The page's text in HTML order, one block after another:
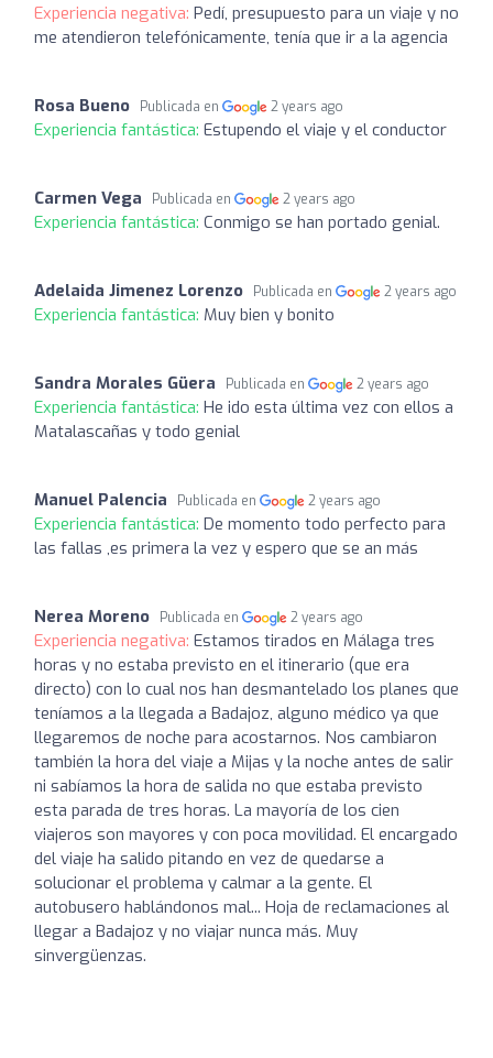
Experiencia negativa: Pedí, presupuesto para un viaje y no
me atendieron telefónicamente, tenía que ir a la agencia
Rosa Bueno Publicada en 2 years ago
Experiencia fantástica: Estupendo el viaje y el conductor
Carmen Vega Publicada en 2 years ago
Experiencia fantástica: Conmigo se han portado genial.
Adelaida Jimenez Lorenzo Publicada en 2 years ago
Experiencia fantástica: Muy bien y bonito
Sandra Morales Güera Publicada en 2 years ago
Experiencia fantástica: He ido esta última vez con ellos a
Matalascañas y todo genial
Manuel Palencia Publicada en 2 years ago
Experiencia fantástica: De momento todo perfecto para
las fallas ,es primera la vez y espero que se an más
Nerea Moreno Publicada en 2 years ago
Experiencia negativa: Estamos tirados en Málaga tres
horas y no estaba previsto en el itinerario (que era
directo) con lo cual nos han desmantelado los planes que
teníamos a la llegada a Badajoz, alguno médico ya que
llegaremos de noche para acostarnos. Nos cambiaron
también la hora del viaje a Mijas y la noche antes de salir
ni sabíamos la hora de salida no que estaba previsto
esta parada de tres horas. La mayoría de los cien
viajeros son mayores y con poca movilidad. El encargado
del viaje ha salido pitando en vez de quedarse a
solucionar el problema y calmar a la gente. El
autobusero hablándonos mal... Hoja de reclamaciones al
llegar a Badajoz y no viajar nunca más. Muy
sinvergüenzas.